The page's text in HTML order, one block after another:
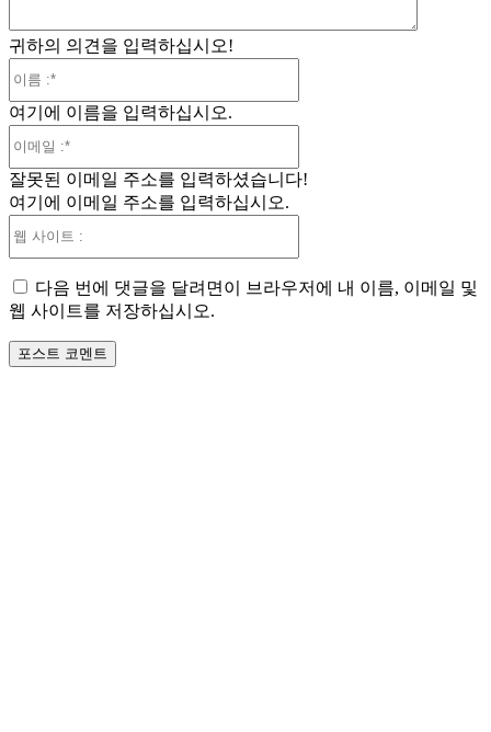
귀하의 의견을 입력하십시오!
여기에 이름을 입력하십시오.
일
잘못된 이메일 주소를 입력하셨습니다!
여기에 이메일 주소를 입력하십시오.
트
다음 번에 댓글을 달려면이 브라우저에 내 이름, 이메일 및
웹 사이트를 저장하십시오.